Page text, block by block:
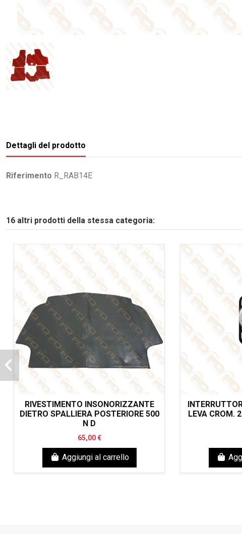
Dettagli del prodotto
Riferimento R_RAB14E
16 altri prodotti della stessa categoria:
RIVESTIMENTO INSONORIZZANTE
DIETRO SPALLIERA POSTERIORE 500
N D
65,00 €
Aggiungi al carrello
LEVA CROM.